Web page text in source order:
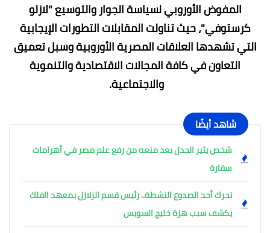
المفوض الأوروبي لسياسة الجوار والتوسيع "لازلو
كرستوفي"، حيث تناولت المقابلات التطورات الإيجابية
التي تشهدها العلاقات المصرية الأوروبية وسبل تعميق
التعاون في كافة المجالات الاقتصادية والتنموية
والاجتماعية.
شاهد أيضًا
شخص يثير الجدل بعد منعه من رفع علم مصر في أهرامات
سقارة
تحرك أحد الصدوع النشطة.. رئيس قسم الزلازل بمعهد الفلك
يكشف سبب هزة خليج السويس